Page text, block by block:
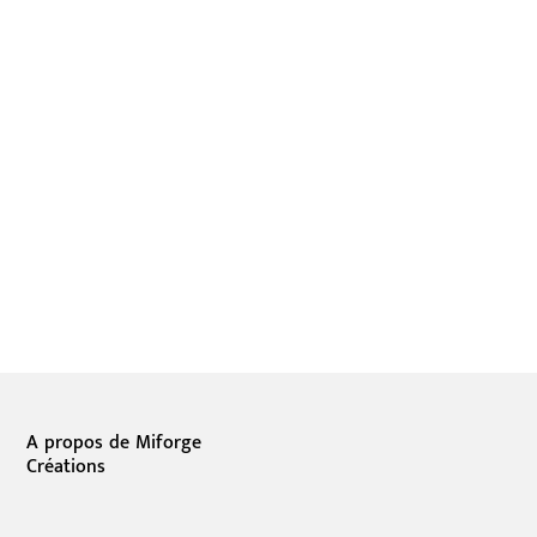
A propos de Miforge
Créations